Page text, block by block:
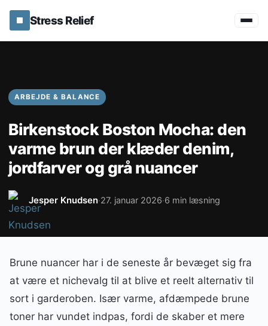
Stress Relief
ARBEJDE & BALANCE
Birkenstock Boston Mocha: den
varme brun der klæder denim,
jordfarver og grå nuancer
Jesper Knudsen·27. januar 2026·6 min læsning
Brune nuancer har i de seneste år bevæget sig fra
at være et nichevalg til at blive et reelt alternativ til
sort i garderoben. Især varme, afdæmpede brune
toner har vundet indpas, fordi de skaber et mere